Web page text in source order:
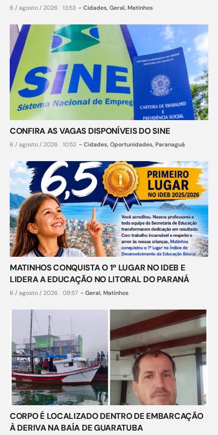
6 / agosto / 2026 13:53 - Cidades, Geral, Matinhos
CONFIRA AS VAGAS DISPONÍVEIS DO SINE
6 / agosto / 2026 10:52 - Cidades, Oportunidades, Paranaguá
MATINHOS CONQUISTA O 1º LUGAR NO IDEB E
LIDERA A EDUCAÇÃO NO LITORAL DO PARANÁ
6 / agosto / 2026 09:57 - Geral, Matinhos
CORPO É LOCALIZADO DENTRO DE EMBARCAÇÃO
À DERIVA NA BAÍA DE GUARATUBA